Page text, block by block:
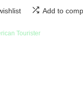
Add to
Tourister